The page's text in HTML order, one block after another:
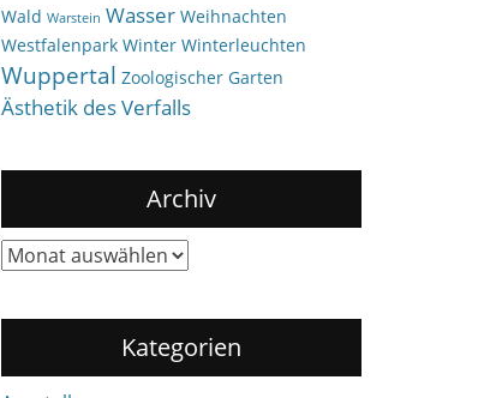
Wald Warstein Wasser Weihnachten
Westfalenpark Winter Winterleuchten
Wuppertal Zoologischer Garten
Ästhetik des Verfalls
Archiv
Archiv
Kategorien